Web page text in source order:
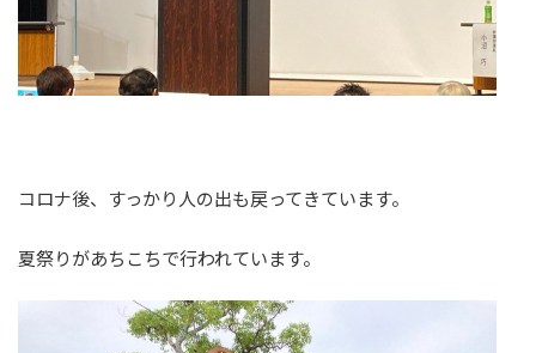
コロナ後、すっかり人の出も戻ってきています。
夏祭りがあちこちで行われています。